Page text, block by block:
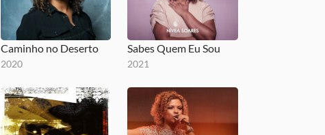
Caminho no Deserto
2020
Sabes Quem Eu Sou
2021